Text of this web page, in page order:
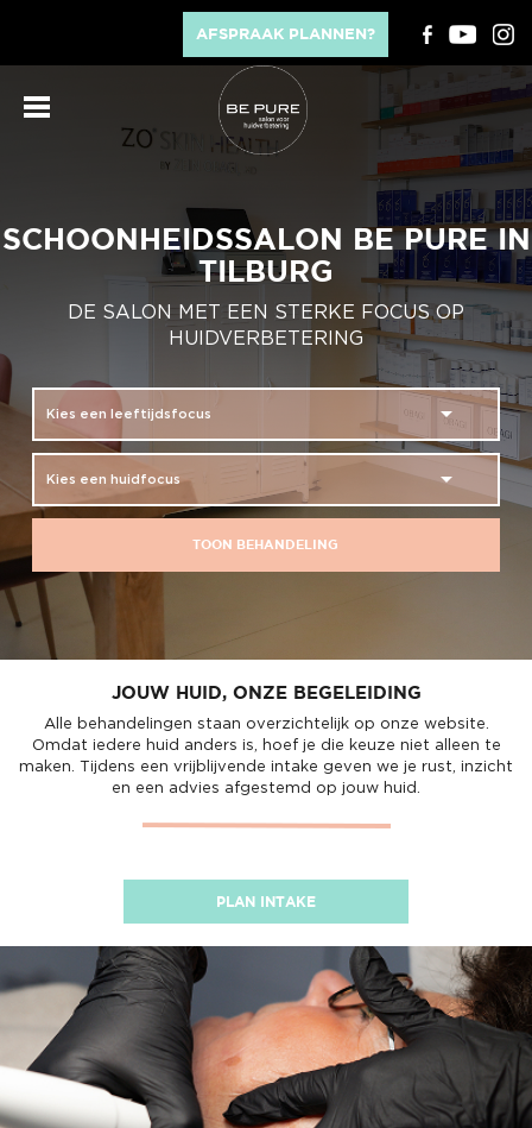
AFSPRAAK PLANNEN?
SCHOONHEIDSSALON BE PURE IN
TILBURG
DE SALON MET EEN STERKE FOCUS OP
HUIDVERBETERING
TOON BEHANDELING
JOUW HUID, ONZE BEGELEIDING
Alle behandelingen staan overzichtelijk op onze website.
Omdat iedere huid anders is, hoef je die keuze niet alleen te
maken. Tijdens een vrijblijvende intake geven we je rust, inzicht
en een advies afgestemd op jouw huid.
PLAN INTAKE